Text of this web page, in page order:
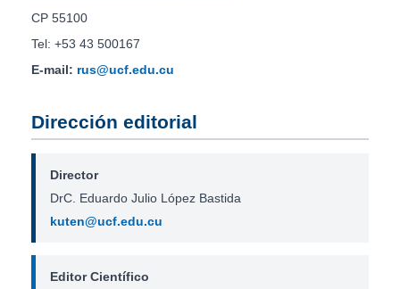
CP 55100
Tel: +53 43 500167
E-mail: rus@ucf.edu.cu
Dirección editorial
Director
DrC. Eduardo Julio López Bastida
kuten@ucf.edu.cu
Editor Científico